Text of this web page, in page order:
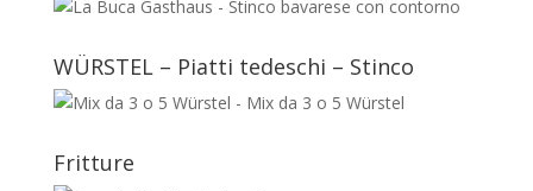
WÜRSTEL – Piatti tedeschi – Stinco
Fritture